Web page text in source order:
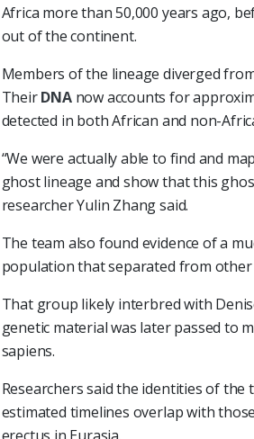
Africa more than 50,000 years ago,
out of the continent.
Members of the lineage diverged
TheirDNA now accounts for
detected in both African and non-
“We were actually able to find and
ghost lineage and show that this
researcher Yulin Zhang said.
The team also found evidence of a
population that separated from other
That group likely interbred with
genetic material was later passed to
sapiens.
Researchers said the identities of
estimated timelines overlap with